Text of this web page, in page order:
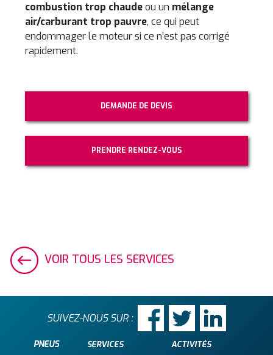
VOIR TOUS LES SERVICES
combustion trop chaudeou un mélange
air/carburant trop pauvre, ce qui peut
endommager le moteur si ce n’est pas corrigé
rapidement.
DEMANDE DE DEVIS
PRENDRE RENDEZ-VOUS
PNEUS SERVICES ACTIVITÉS
SUIVEZ-NOUS SUR :